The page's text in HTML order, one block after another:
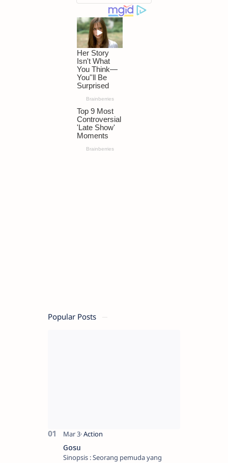
Popular Posts
Gosu
Sinopsis : Seorang pemuda yang